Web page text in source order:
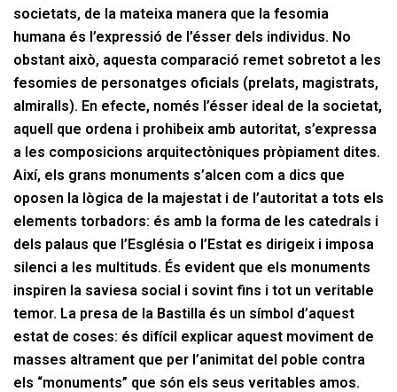
societats, de la mateixa manera que la fesomia
humana és l’expressió de l’ésser dels individus. No
obstant això, aquesta comparació remet sobretot a les
fesomies de personatges oficials (prelats, magistrats,
almiralls). En efecte, només l’ésser ideal de la societat,
aquell que ordena i prohibeix amb autoritat, s’expressa
a les composicions arquitectòniques pròpiament dites.
Així, els grans monuments s’alcen com a dics que
oposen la lògica de la majestat i de l’autoritat a tots els
elements torbadors: és amb la forma de les catedrals i
dels palaus que l’Església o l’Estat es dirigeix ​​i imposa
silenci a les multituds. És evident que els monuments
inspiren la saviesa social i sovint fins i tot un veritable
temor. La presa de la Bastilla és un símbol d’aquest
estat de coses: és difícil explicar aquest moviment de
masses altrament que per l’animitat del poble contra
els “monuments” que són els seus veritables amos.